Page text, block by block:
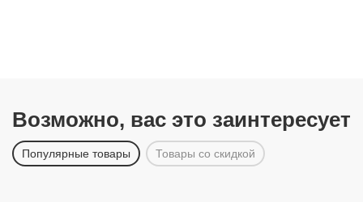
Возможно, вас это заинтересует
Популярные товары Товары со скидкой